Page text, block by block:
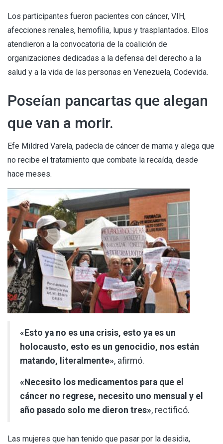
Los participantes fueron pacientes con cáncer, VIH,
afecciones renales, hemofilia, lupus y trasplantados. Ellos
atendieron a la convocatoria de la coalición de
organizaciones dedicadas a la defensa del derecho a la
salud y a la vida de las personas en Venezuela, Codevida.
Poseían pancartas que alegan
que van a morir.
Efe Mildred Varela, padecía de cáncer de mama y alega que
no recibe el tratamiento que combate la recaída, desde
hace meses.
«Esto ya no es una crisis, esto ya es un
holocausto, esto es un genocidio, nos están
matando, literalmente», afirmó.
«Necesito los medicamentos para que el
cáncer no regrese, necesito uno mensual y el
año pasado solo me dieron tres», rectificó.
Las mujeres que han tenido que pasar por la desidia,